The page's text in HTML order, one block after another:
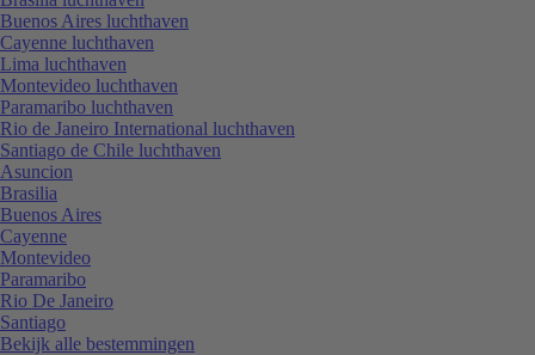
Buenos Aires luchthaven
Cayenne luchthaven
Lima luchthaven
Montevideo luchthaven
Paramaribo luchthaven
Rio de Janeiro International luchthaven
Santiago de Chile luchthaven
Asuncion
Brasilia
Buenos Aires
Cayenne
Montevideo
Paramaribo
Rio De Janeiro
Santiago
Bekijk alle bestemmingen